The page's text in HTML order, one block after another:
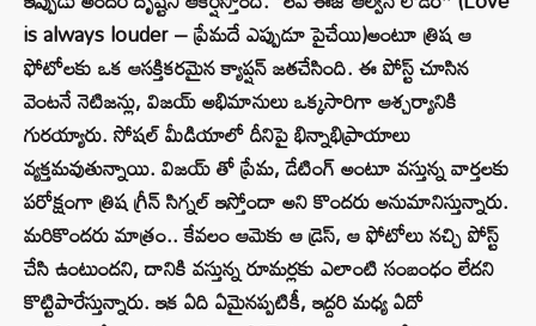
is always louder – ప్రేమదే ఎప్పుడూ పైచేయి)అంటూ త్రిష ఆ
ఫోటోలకు ఒక ఆసక్తికరమైన క్యాప్షన్ జతచేసింది. ఈ పోస్ట్ చూసిన
వెంటనే నెటిజన్లు, విజయ్ అభిమానులు ఒక్కసారిగా ఆశ్చర్యానికి
గురయ్యారు. సోషల్ మీడియాలో దీనిపై భిన్నాభిప్రాయాలు
వ్యక్తమవుతున్నాయి. విజయ్ తో ప్రేమ, డేటింగ్ అంటూ వస్తున్న వార్తలకు
పరోక్షంగా త్రిష గ్రీన్ సిగ్నల్ ఇస్తోందా అని కొందరు అనుమానిస్తున్నారు.
మరికొందరు మాత్రం.. కేవలం ఆమెకు ఆ డ్రెస్, ఆ ఫోటోలు నచ్చి పోస్ట్
చేసి ఉంటుందని, దానికి వస్తున్న రూమర్లకు ఎలాంటి సంబంధం లేదని
కొట్టిపారేస్తున్నారు. ఇక ఏది ఏమైనప్పటికీ, ఇద్దరి మధ్య ఏదో